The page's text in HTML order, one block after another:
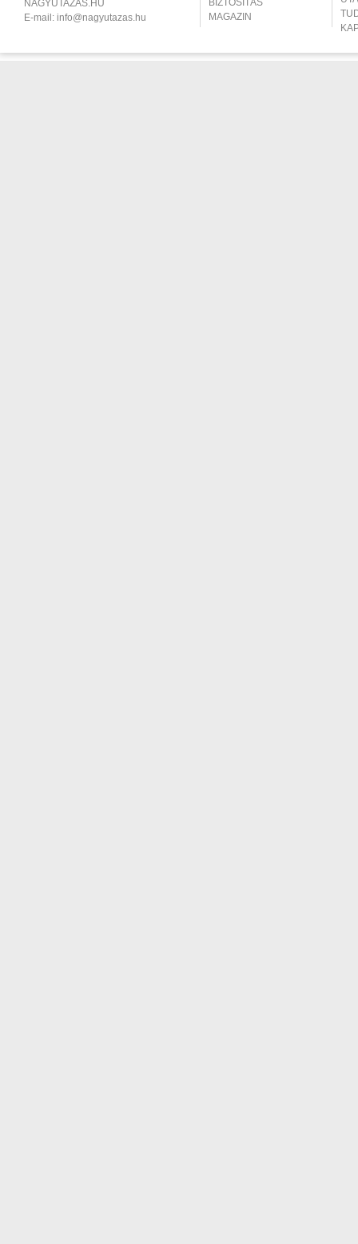
NAGYUTAZÁS.HU
E-mail: info@nagyutazas.hu
BIZTOSÍTÁS
MAGAZIN